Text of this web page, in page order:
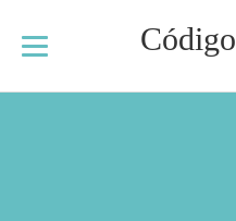
Código